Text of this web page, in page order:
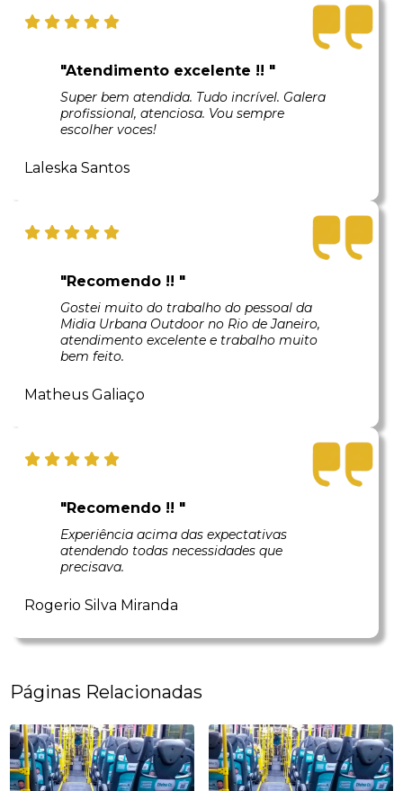
"Atendimento excelente !! "
Super bem atendida. Tudo incrível. Galera
profissional, atenciosa. Vou sempre
escolher voces!
Laleska Santos
"Recomendo !! "
Gostei muito do trabalho do pessoal da
Midia Urbana Outdoor no Rio de Janeiro,
atendimento excelente e trabalho muito
bem feito.
Matheus Galiaço
"Recomendo !! "
Experiência acima das expectativas
atendendo todas necessidades que
precisava.
Rogerio Silva Miranda
Páginas Relacionadas